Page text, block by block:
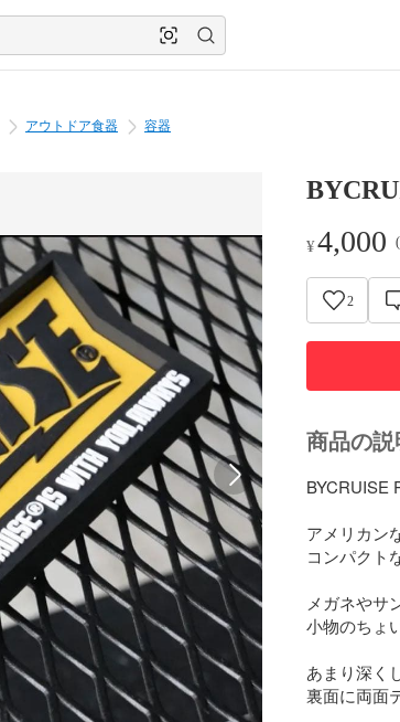
アウトドア食器 容器
¥4,000
2
商品の説
BYCRUISE
アメリカン
コンパクト
メガネやサ
小物のちょ
あまり深く
裏面に両面